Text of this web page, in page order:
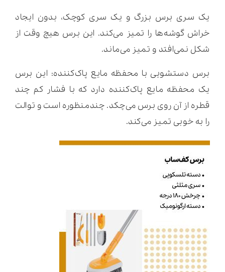
یک سری برس بزرگ و یک سری کوچک، بدون ایجاد
خراش گوشه‌ها را تمیز می‌کند. این برس هیچ وقت از
شکل نمی‌افتد و تمیز می‌ماند.
برس دستشویی با محفظه مایع پاک‌کننده: این برس
یک محفظه مایع پاک‌کننده دارد که با فشار کم چند
قطره از آن روی برس می‌چکد. چندمنظوره است و توالت
را به خوبی تمیز می‌کند.